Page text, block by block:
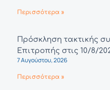
Περισσότερα »
Πρόσκληση τακτικής
Επιτροπής στις 10/8/
7 Αυγούστου, 2026
Περισσότερα »